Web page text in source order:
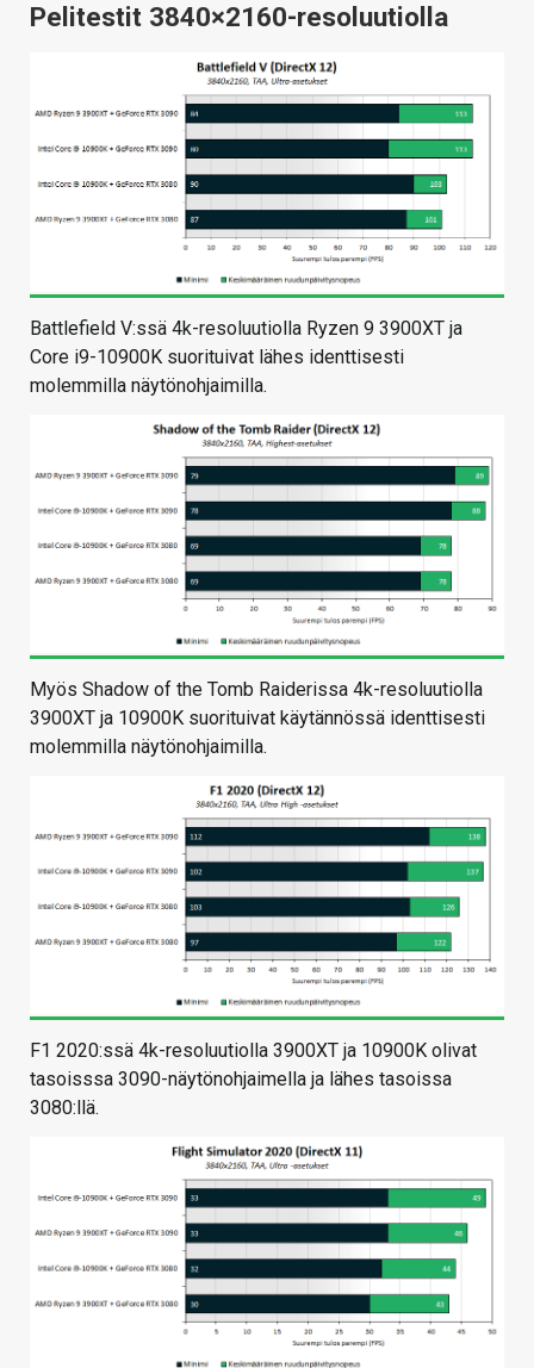
Pelitestit 3840×2160-resoluutiolla
Battlefield V:ssä 4k-resoluutiolla Ryzen 9 3900XT ja
Core i9-10900K suorituivat lähes identtisesti
molemmilla näytönohjaimilla.
Myös Shadow of the Tomb Raiderissa 4k-resoluutiolla
3900XT ja 10900K suorituivat käytännössä identtisesti
molemmilla näytönohjaimilla.
F1 2020:ssä 4k-resoluutiolla 3900XT ja 10900K olivat
tasoisssa 3090-näytönohjaimella ja lähes tasoissa
3080:llä.